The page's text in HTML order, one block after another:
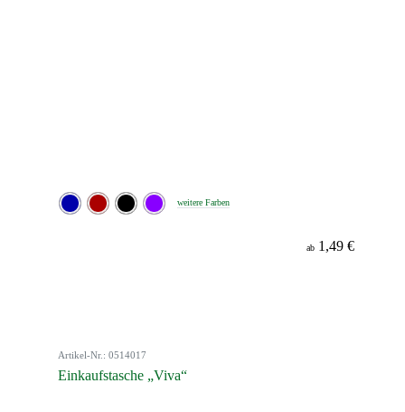
weitere Farben
ab 1,49 €
Artikel-Nr.: 0514017
Einkaufstasche „Viva“